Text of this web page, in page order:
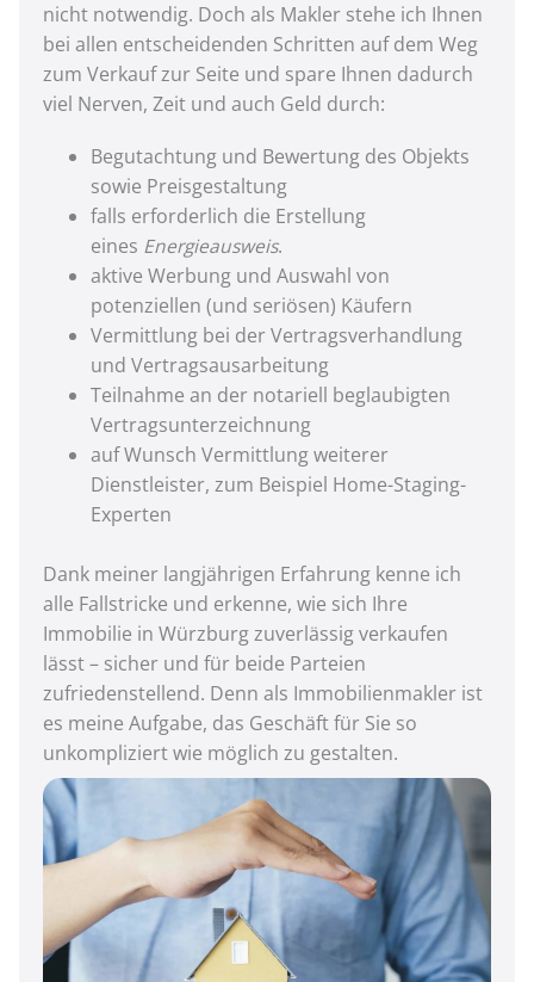
nicht notwendig. Doch als Makler stehe ich Ihnen
bei allen entscheidenden Schritten auf dem Weg
zum Verkauf zur Seite und spare Ihnen dadurch
viel Nerven, Zeit und auch Geld durch:
Begutachtung und Bewertung des Objekts
sowie Preisgestaltung
falls erforderlich die Erstellung
eines Energieausweis.
aktive Werbung und Auswahl von
potenziellen (und seriösen) Käufern
Vermittlung bei der Vertragsverhandlung
und Vertragsausarbeitung
Teilnahme an der notariell beglaubigten
Vertragsunterzeichnung
auf Wunsch Vermittlung weiterer
Dienstleister, zum Beispiel Home-Staging-
Experten
Dank meiner langjährigen Erfahrung kenne ich
alle Fallstricke und erkenne, wie sich Ihre
Immobilie in Würzburg zuverlässig verkaufen
lässt – sicher und für beide Parteien
zufriedenstellend. Denn als Immobilienmakler ist
es meine Aufgabe, das Geschäft für Sie so
unkompliziert wie möglich zu gestalten.